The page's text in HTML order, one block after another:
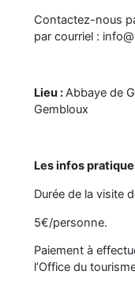
Contactez-nous
par courriel :
Lieu :Abbaye de
Gembloux
Les infos
Durée de la visite
5€/personne.
Paiement à
l’Office du